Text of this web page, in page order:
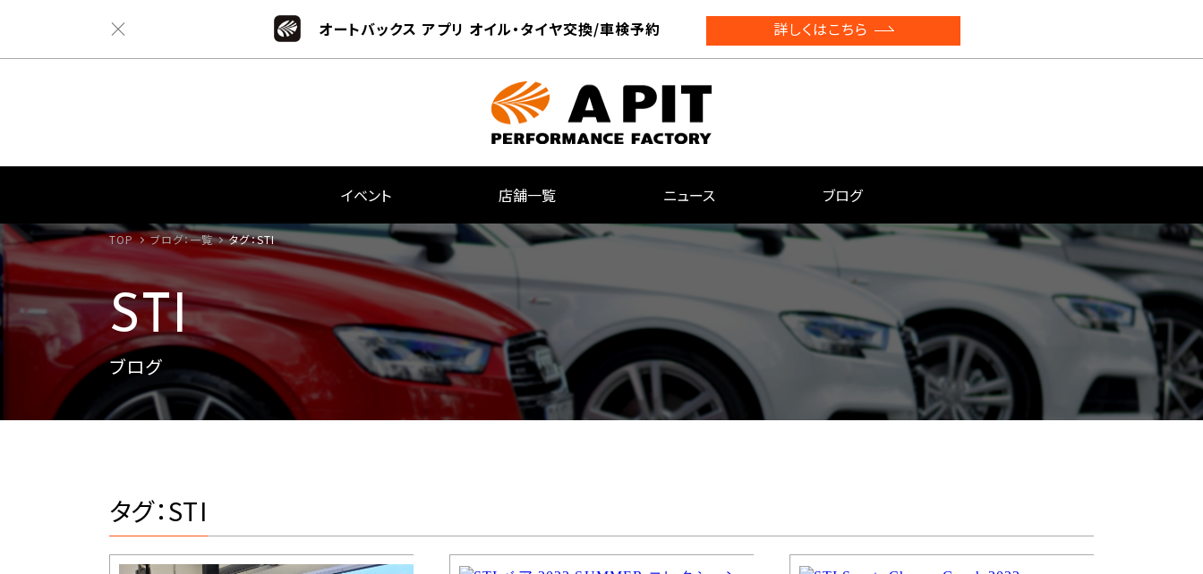
オートバックス アプリ オイル・タイヤ交換/車検予約 詳しくはこちら
イベント 店舗一覧 ニュース ブログ
TOP ブログ：一覧 タグ：STI
STI
ブログ
タグ：STI